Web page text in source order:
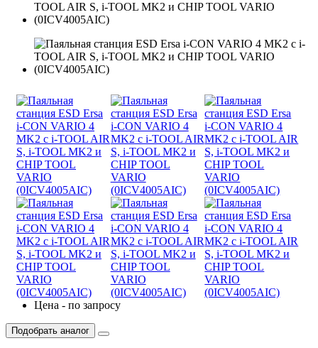
Цена - по запросу
Подобрать аналог